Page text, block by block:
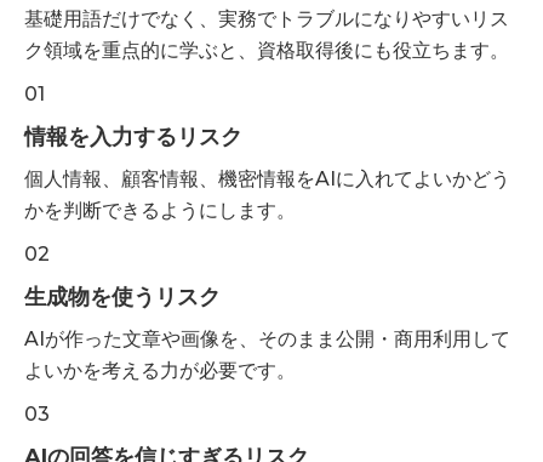
基礎用語だけでなく、実務でトラブルになりやすいリス
ク領域を重点的に学ぶと、資格取得後にも役立ちます。
01
情報を入力するリスク
個人情報、顧客情報、機密情報をAIに入れてよいかどう
かを判断できるようにします。
02
生成物を使うリスク
AIが作った文章や画像を、そのまま公開・商用利用して
よいかを考える力が必要です。
03